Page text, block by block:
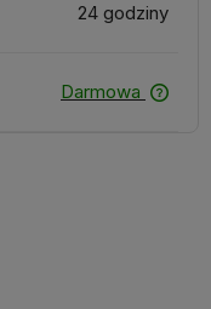
24 godziny
Darmowa